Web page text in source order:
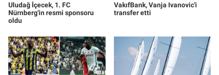
Uludağ İçecek, 1. FC
Nürnberg'in resmi sponsoru
oldu
VakıfBank, Vanja Ivanovic'i
transfer etti